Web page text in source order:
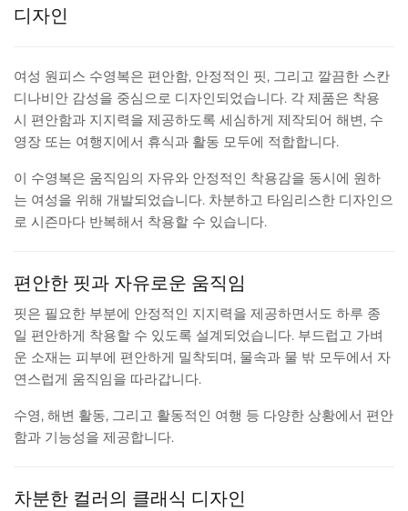
디자인
여성 원피스 수영복은 편안함, 안정적인 핏, 그리고 깔끔한 스칸
디나비안 감성을 중심으로 디자인되었습니다. 각 제품은 착용
시 편안함과 지지력을 제공하도록 세심하게 제작되어 해변, 수
영장 또는 여행지에서 휴식과 활동 모두에 적합합니다.
이 수영복은 움직임의 자유와 안정적인 착용감을 동시에 원하
는 여성을 위해 개발되었습니다. 차분하고 타임리스한 디자인으
로 시즌마다 반복해서 착용할 수 있습니다.
편안한 핏과 자유로운 움직임
핏은 필요한 부분에 안정적인 지지력을 제공하면서도 하루 종
일 편안하게 착용할 수 있도록 설계되었습니다. 부드럽고 가벼
운 소재는 피부에 편안하게 밀착되며, 물속과 물 밖 모두에서 자
연스럽게 움직임을 따라갑니다.
수영, 해변 활동, 그리고 활동적인 여행 등 다양한 상황에서 편안
함과 기능성을 제공합니다.
차분한 컬러의 클래식 디자인